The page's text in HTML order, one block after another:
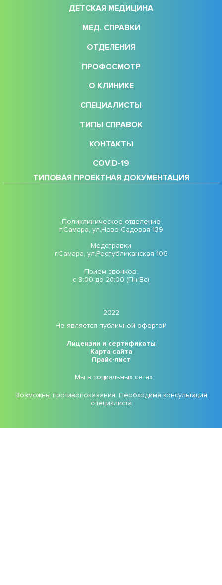
ДЕТСКАЯ МЕДИЦИНА
МЕД. СПРАВКИ
ОТДЕЛЕНИЯ
ПРОФОСМОТР
О КЛИНИКЕ
СПЕЦИАЛИСТЫ
ТИПЫ СПРАВОК
КОНТАКТЫ
COVID-19
ТИПОВАЯ ПРОЕКТНАЯ ДОКУМЕНТАЦИЯ
Поликлиническое отделение
г.Самара, ул.Ново-Садовая 139
Медсправки
г.Самара, ул.Республиканская 106
Прием звонков:
с 9:00 до 20:00 (Пн-Вс)
2022
Не является публичной офертой
Лицензии и сертификаты
Карта сайта
Прайс-лист
Мы в социальных сетях
Возможны противопоказания. Необходима консультация
специалиста